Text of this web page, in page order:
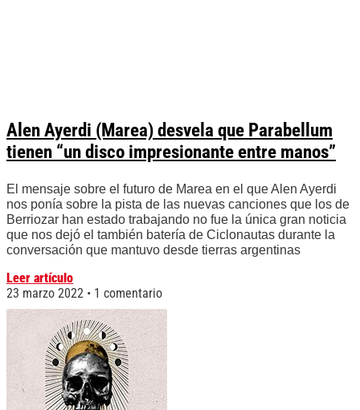
Alen Ayerdi (Marea) desvela que Parabellum
tienen “un disco impresionante entre manos”
El mensaje sobre el futuro de Marea en el que Alen Ayerdi
nos ponía sobre la pista de las nuevas canciones que los de
Berriozar han estado trabajando no fue la única gran noticia
que nos dejó el también batería de Ciclonautas durante la
conversación que mantuvo desde tierras argentinas
Leer artículo
23 marzo 2022
1 comentario